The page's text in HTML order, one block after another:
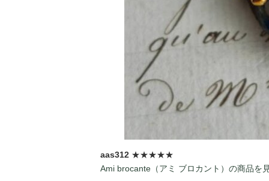
aas312 ★★★★★
Ami brocante（アミ ブロカント）の商品を